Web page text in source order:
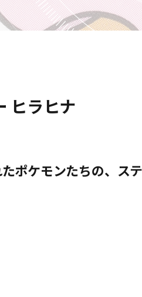
ヒラヒナ
ポケモンたちの、ス